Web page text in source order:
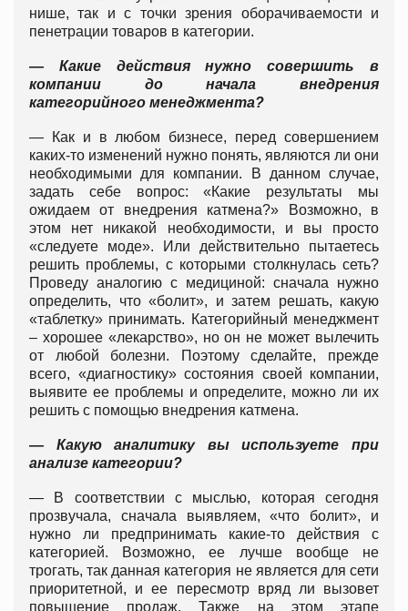
нише, так и с точки зрения оборачиваемости и
пенетрации товаров в категории.
— Какие действия нужно совершить в
компании до начала внедрения
категорийного менеджмента?
— Как и в любом бизнесе, перед совершением
каких-то изменений нужно понять, являются ли они
необходимыми для компании. В данном случае,
задать себе вопрос: «Какие результаты мы
ожидаем от внедрения катмена?» Возможно, в
этом нет никакой необходимости, и вы просто
«следуете моде». Или действительно пытаетесь
решить проблемы, с которыми столкнулась сеть?
Проведу аналогию с медициной: сначала нужно
определить, что «болит», и затем решать, какую
«таблетку» принимать. Категорийный менеджмент
– хорошее «лекарство», но он не может вылечить
от любой болезни. Поэтому сделайте, прежде
всего, «диагностику» состояния своей компании,
выявите ее проблемы и определите, можно ли их
решить с помощью внедрения катмена.
— Какую аналитику вы используете при
анализе категории?
— В соответствии с мыслью, которая сегодня
прозвучала, сначала выявляем, «что болит», и
нужно ли предпринимать какие-то действия с
категорией. Возможно, ее лучше вообще не
трогать, так данная категория не является для сети
приоритетной, и ее пересмотр вряд ли вызовет
повышение продаж. Также на этом этапе